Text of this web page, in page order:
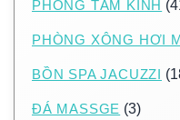
PHÒNG TẮM KÍNH
PHÒNG XÔNG HƠI
BỒN SPA JACUZZI
ĐÁ MASSGE (3)